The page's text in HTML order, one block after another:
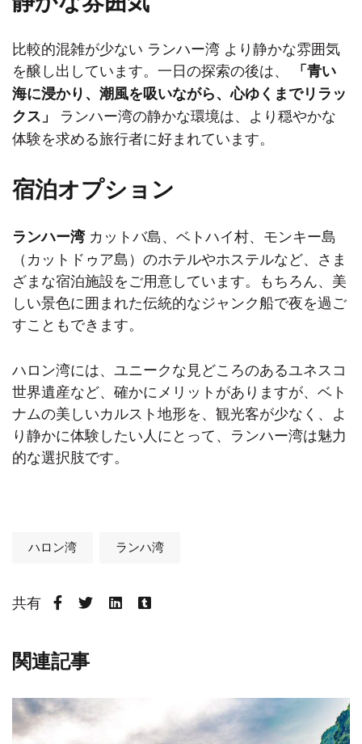
比較的混雑が少ない ランハー湾 より静かな雰囲気
を醸し出しています。一日の探索の後は、
「青い
海に浸かり、潮風を吸いながら、心ゆくまでリラッ
クス」
ランハー湾の静かな環境は、より穏やかな
体験を求める旅行者に好まれています。
宿泊オプション
ランハー湾カットバ島、ベトハイ村、モンキー島
（カットドゥア島）のホテルやホステルなど、さま
ざまな宿泊施設をご用意しています。もちろん、美
しい景色に囲まれた伝統的なジャンク船で夜を過ご
すこともできます。
ハロン湾には、ユニークな見どころのあるユネスコ
世界遺産など、確かにメリットがありますが、ベト
ナムの美しいカルスト地形を、観光客が少なく、よ
り静かに体験したい人にとって、ランハー湾は魅力
的な選択肢です。
ハロン湾 ランハ湾
共有
関連記事